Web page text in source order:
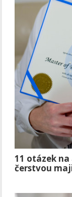
11 otázek
čerstvou